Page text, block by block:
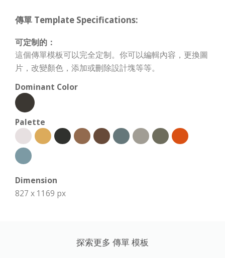
傳單 Template Specifications:
可定制的：
這個傳單模板可以完全定制。你可以編輯內容，更換圖
片，改變顏色，添加或刪除設計塊等等。
Dominant Color
Palette
Dimension
827 x 1169 px
探索更多 傳單 模板